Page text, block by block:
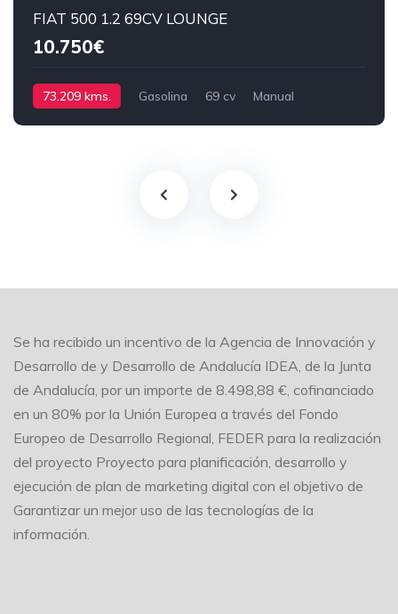
FIAT 500 1.2 69CV LOUNGE
10.750€
73.209 kms. Gasolina 69 cv Manual
Se ha recibido un incentivo de la Agencia de Innovación y
Desarrollo de y Desarrollo de Andalucía IDEA, de la Junta
de Andalucía, por un importe de 8.498,88 €, cofinanciado
en un 80% por la Unión Europea a través del Fondo
Europeo de Desarrollo Regional, FEDER para la realización
del proyecto Proyecto para planificación, desarrollo y
ejecución de plan de marketing digital con el objetivo de
Garantizar un mejor uso de las tecnologías de la
información.